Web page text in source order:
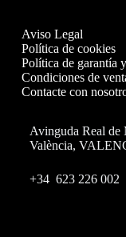
Aviso Legal
Política de cookies
Política de garantía
Condiciones de
Contacte con
Avinguda Real de
València,
+34 623 226 002